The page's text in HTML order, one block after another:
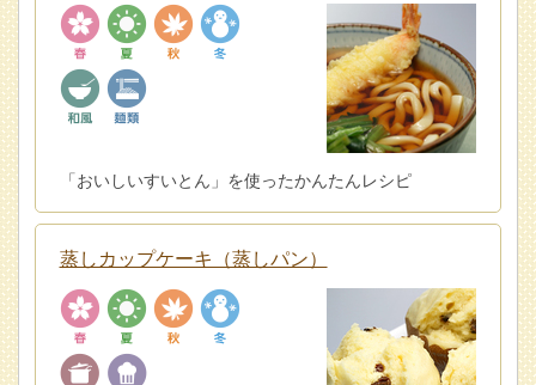
「おいしいすいとん」を使ったかんたんレシピ
蒸しカップケーキ（蒸しパン）